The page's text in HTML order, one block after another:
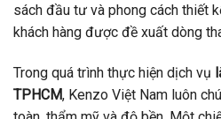
sách đầu tư và phong cách thiết
khách hàng được đề xuất dòng
Trong quá trình thực hiện dịch vụ
TPHCM, Kenzo Việt Nam luôn